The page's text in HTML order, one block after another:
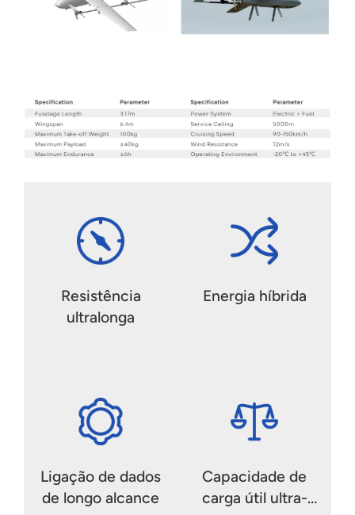
Resistência
ultralonga
Energia híbrida
Ligação de dados
de longo alcance
Capacidade de
carga útil ultra-